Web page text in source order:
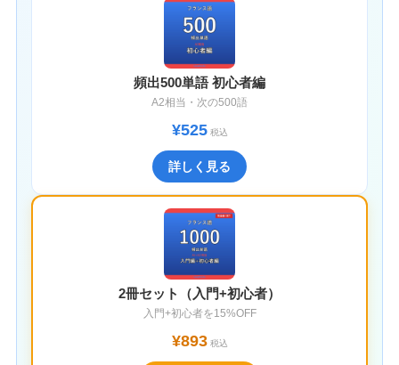
頻出500単語 初心者編
A2相当・次の500語
¥525税込
詳しく見る
2冊セット（入門+初心者）
入門+初心者を15%OFF
¥893税込